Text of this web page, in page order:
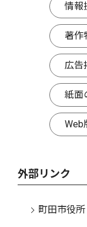
情報
著作
広告
紙面
Web
外部リンク
町田市役所